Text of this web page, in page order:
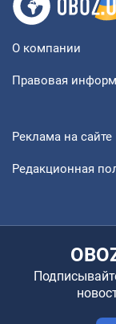
О компании
Правовая
Реклама на сайте
Редакционная